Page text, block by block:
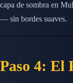
capa de sombra en
— sin bordes suaves.
Paso 4: El